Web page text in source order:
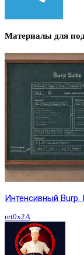
Материалы для
Интенсивный Burp.
ret0x2A